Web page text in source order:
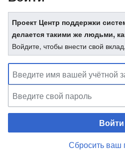
Проект Центр поддержки
делается такими же людьми,
Войдите, чтобы внести свой вклад.
Войти
Сбросить ваш